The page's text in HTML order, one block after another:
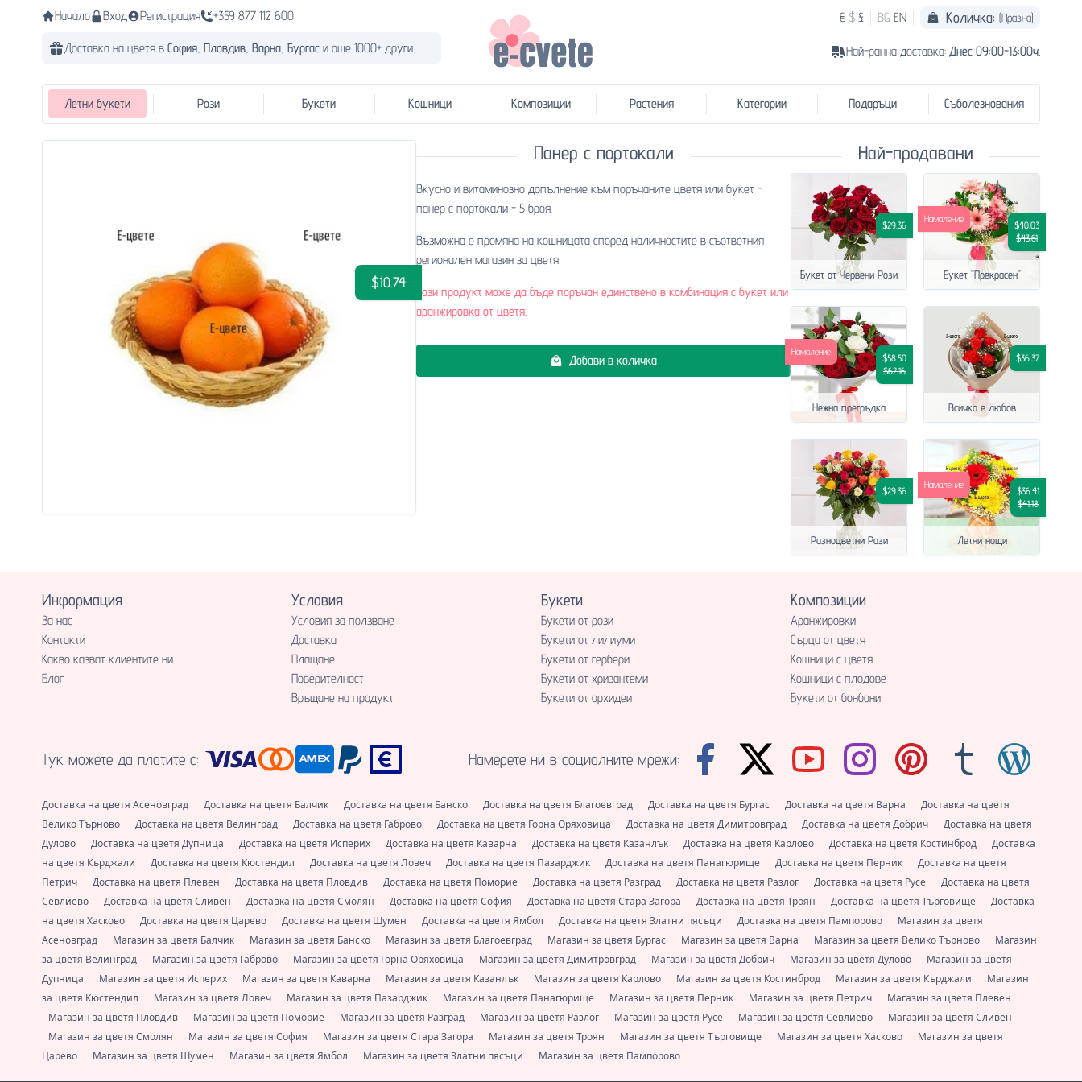
Начало Вход Регистрация +359 877 112 600
Доставка на цветя в София, Пловдив, Варна, Бургас и още 1000+ други.
€ $ £ BG EN Количка: (Празна)
Най-ранна доставка: Днес 09:00-13:00ч.
Летни букети Рози Букети Кошници Композиции Растения Категории Подаръци Съболезнования
$10.74
Панер с портокали
Вкусно и витаминозно допълнение към поръчаните цветя или букет -
панер с портокали - 5 броя.
Възможна е промяна на кошницата според наличностите в съответния
регионален магазин за цветя
Този продукт може да бъде поръчан единствено в комбинация с букет или
аранжировка от цветя.
Добави в количка
Най-продавани
$29.36
Букет от Червени Рози
$40.03
$43.61
Намаление
Букет "Прекрасен"
$58.50
$62.16
Намаление
Нежна прегръдка
$36.37
Всичко е любов
$29.36
Разноцветни Рози
$36.41
$41.18
Намаление
Летни нощи
Информация
За нас
Контакти
Какво казват клиентите ни
Блог
Условия
Условия за ползване
Доставка
Плащане
Поверителност
Връщане на продукт
Букети
Букети от рози
Букети от лилиуми
Букети от гербери
Букети от хризантеми
Букети от орхидеи
Композиции
Аранжировки
Сърца от цветя
Кошници с цветя
Кошници с плодове
Букети от бонбони
Тук можете да платите с: Намерете ни в социалните мрежи:
Доставка на цветя Асеновград Доставка на цветя Балчик Доставка на цветя Банско Доставка на цветя Благоевград Доставка на цветя Бургас Доставка на цветя Варна
Доставка на цветя
Велико Търново
Доставка на цветя Велинград Доставка на цветя Габрово Доставка на цветя Горна Оряховица Доставка на цветя Димитровград Доставка на цветя Добрич
Доставка на цветя
Дулово
Доставка на цветя Дупница Доставка на цветя Исперих Доставка на цветя Каварна Доставка на цветя Казанлък Доставка на цветя Карлово Доставка на цветя Костинброд
Доставка
на цветя Кърджали
Доставка на цветя Кюстендил Доставка на цветя Ловеч Доставка на цветя Пазарджик Доставка на цветя Панагюрище Доставка на цветя Перник
Доставка на цветя
Петрич
Доставка на цветя Плевен Доставка на цветя Пловдив Доставка на цветя Поморие Доставка на цветя Разград Доставка на цветя Разлог Доставка на цветя Русе
Доставка на цветя
Севлиево
Доставка на цветя Сливен Доставка на цветя Смолян Доставка на цветя София Доставка на цветя Стара Загора Доставка на цветя Троян Доставка на цветя Търговище
Доставка
на цветя Хасково
Доставка на цветя Царево Доставка на цветя Шумен Доставка на цветя Ямбол Доставка на цветя Златни пясъци Доставка на цветя Пампорово
Магазин за цветя
Асеновград
Магазин за цветя Балчик Магазин за цветя Банско Магазин за цветя Благоевград Магазин за цветя Бургас Магазин за цветя Варна Магазин за цветя Велико Търново
Магазин
за цветя Велинград
Магазин за цветя Габрово Магазин за цветя Горна Оряховица Магазин за цветя Димитровград Магазин за цветя Добрич Магазин за цветя Дулово
Магазин за цветя
Дупница
Магазин за цветя Исперих Магазин за цветя Каварна Магазин за цветя Казанлък Магазин за цветя Карлово Магазин за цветя Костинброд Магазин за цветя Кърджали
Магазин
за цветя Кюстендил
Магазин за цветя Ловеч Магазин за цветя Пазарджик Магазин за цветя Панагюрище Магазин за цветя Перник Магазин за цветя Петрич
Магазин за цветя Плевен
Магазин за цветя Пловдив
Магазин за цветя Поморие Магазин за цветя Разград Магазин за цветя Разлог Магазин за цветя Русе Магазин за цветя Севлиево
Магазин за цветя Сливен
Магазин за цветя Смолян
Магазин за цветя София Магазин за цветя Стара Загора Магазин за цветя Троян Магазин за цветя Търговище Магазин за цветя Хасково
Магазин за цветя
Царево
Магазин за цветя Шумен Магазин за цветя Ямбол Магазин за цветя Златни пясъци Магазин за цветя Пампорово